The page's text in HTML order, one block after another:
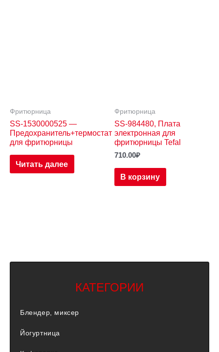
Фритюрница
SS-1530000525 —
Предохранитель+термостат
для фритюрницы
Читать далее
Фритюрница
SS-984480, Плата
электронная для
фритюрницы Tefal
710.00₽
В корзину
КАТЕГОРИИ
Блендер, миксер
Йогуртница